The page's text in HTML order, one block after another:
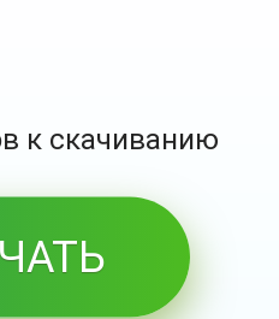
к скачиванию